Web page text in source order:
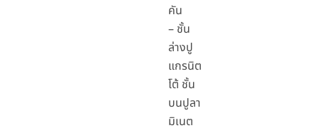
คัน
– ชั้น
ล่างปู
แกรนิต
โต้ ชั้น
บนปูลา
มิเนต